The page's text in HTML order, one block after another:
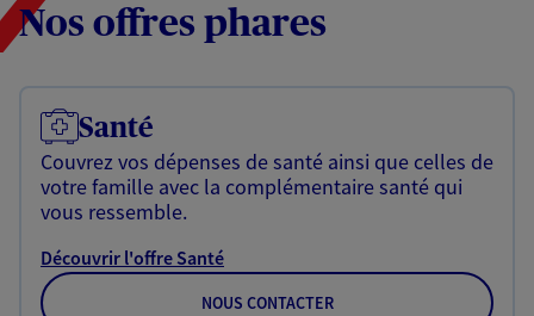
Nos offres phares
Santé
Couvrez vos dépenses de santé ainsi que celles de
votre famille avec la complémentaire santé qui
vous ressemble.
Découvrir l'offre Santé
NOUS CONTACTER